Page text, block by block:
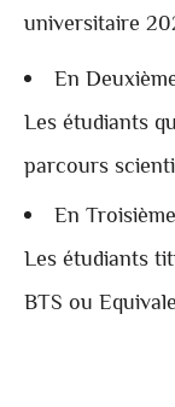
universitaire
En
Les étudiants
parcours
En
Les étudiants
BTS ou